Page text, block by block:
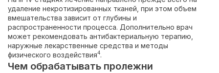
удаление некротизированных тканей, при этом объем
вмешательства зависит от глубины и
распространенности процесса. Дополнительно врач
может рекомендовать антибактериальную терапию,
наружные лекарственные средства и методы
физического воздействия4.
Чем обрабатывать пролежни